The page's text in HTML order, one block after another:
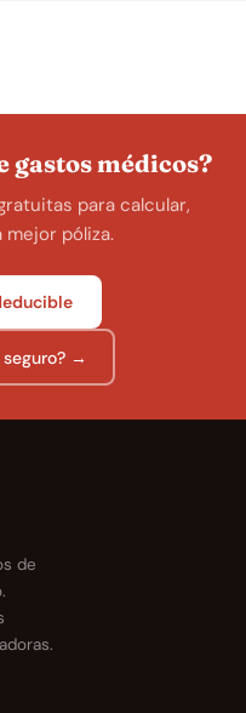
gastos médicos?
para calcular,
mejor póliza.
seguro? →
de